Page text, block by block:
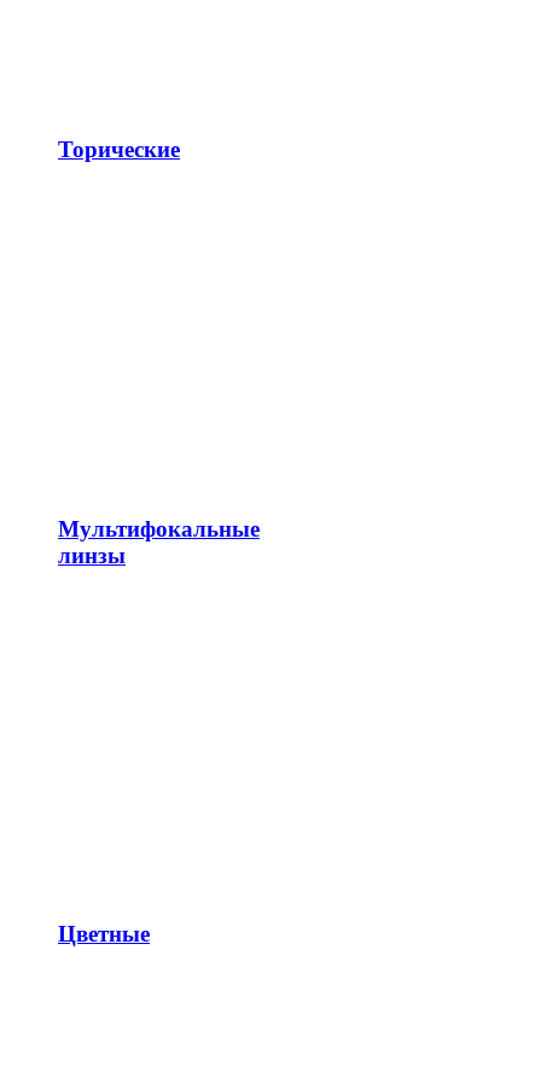
Торические
Мультифокальные
линзы
Цветные